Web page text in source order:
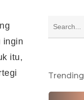
ingin
itu,